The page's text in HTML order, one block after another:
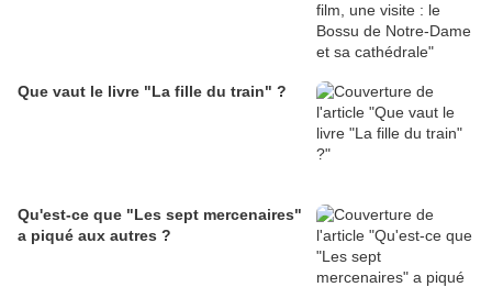
Que vaut le livre "La fille du train" ?
Qu'est-ce que "Les sept mercenaires"
a piqué aux autres ?